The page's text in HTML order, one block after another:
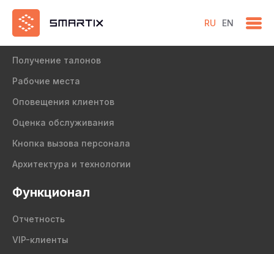
RU EN
Продукт
Получение талонов
Рабочие места
Оповещения клиентов
Оценка обслуживания
Кнопка вызова персонала
Архитектура и технологии
Функционал
Отчетность
VIP-клиенты